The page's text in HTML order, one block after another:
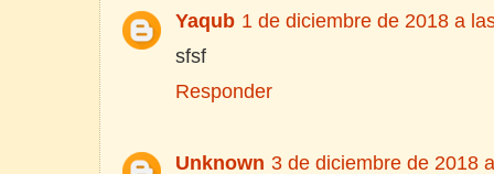
Yaqub 1 de diciembre de 2018 a
sfsf
Responder
Unknown 3 de diciembre de 2018